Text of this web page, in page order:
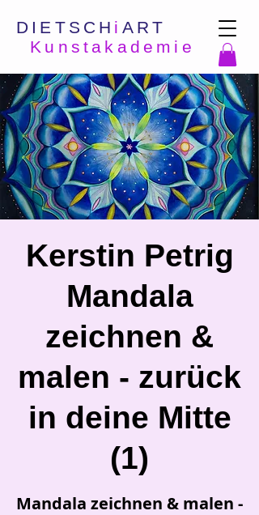
DIETSCH i ART
Kunstakademie
Kerstin Petrig
Mandala
zeichnen &
malen - zurück
in deine Mitte
(1)
Mandala zeichnen & malen -